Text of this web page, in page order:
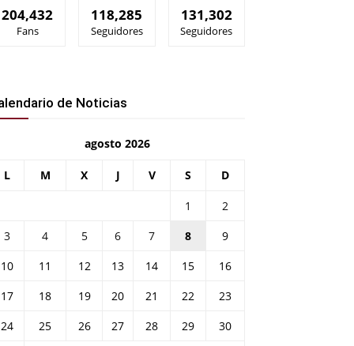
204,432
Fans
118,285
Seguidores
131,302
Seguidores
de Noticias
agosto 2026
L M X J V S D
1
2
3
4 5 6 7 8
9
10
11 12 13 14 15
16
17
18 19 20 21 22
23
24
25 26 27 28 29
30